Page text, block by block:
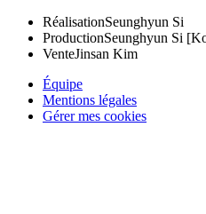
RéalisationSeunghyun Si
ProductionSeunghyun Si
VenteJinsan Kim
Équipe
Mentions légales
Gérer mes cookies